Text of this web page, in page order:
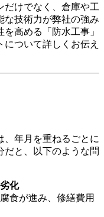
だけでなく、倉庫や工
な技術力が弊社の強み
高める「防水工事」
ついて詳しくお伝え
、年月を重ねるごとに
だと、以下のような問
化
食が進み、修繕費用